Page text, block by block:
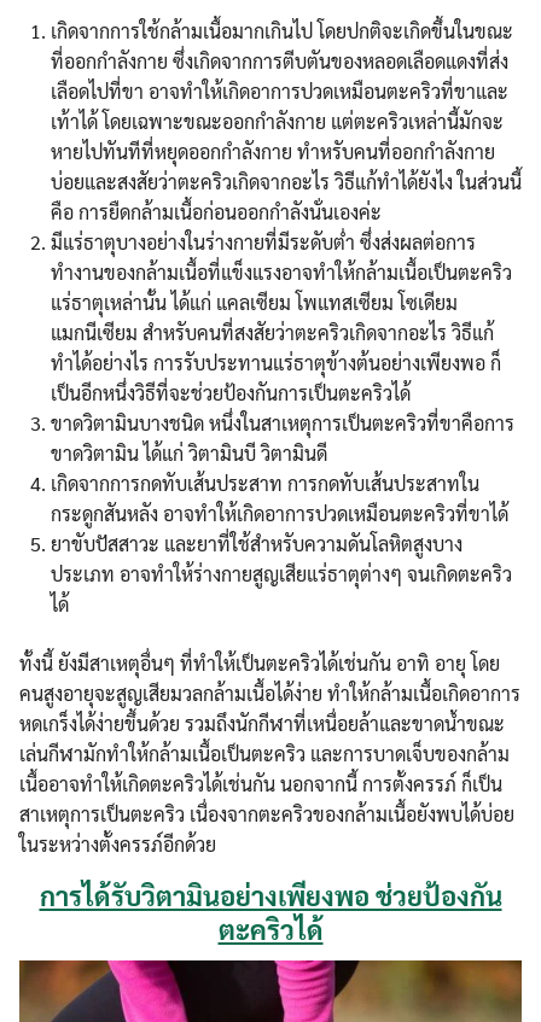
เกิดจากการใช้กล้ามเนื้อมากเกินไป โดยปกติจะเกิดขึ้นในขณะ
ที่ออกกำลังกาย ซึ่งเกิดจากการตีบตันของหลอดเลือดแดงที่ส่ง
เลือดไปที่ขา อาจทำให้เกิดอาการปวดเหมือนตะคริวที่ขาและ
เท้าได้ โดยเฉพาะขณะออกกำลังกาย แต่ตะคริวเหล่านี้มักจะ
หายไปทันทีที่หยุดออกกำลังกาย ทำหรับคนที่ออกกำลังกาย
บ่อยและสงสัยว่าตะคริวเกิดจากอะไร วิธีแก้ทำได้ยังไง ในส่วนนี้
คือ การยืดกล้ามเนื้อก่อนออกกำลังนั่นเองค่ะ
มีแร่ธาตุบางอย่างในร่างกายที่มีระดับต่ำ ซึ่งส่งผลต่อการ
ทำงานของกล้ามเนื้อที่แข็งแรงอาจทำให้กล้ามเนื้อเป็นตะคริว
แร่ธาตุเหล่านั้น ได้แก่ แคลเซียม โพแทสเซียม โซเดียม
แมกนีเซียม สำหรับคนที่สงสัยว่าตะคริวเกิดจากอะไร วิธีแก้
ทำได้อย่างไร การรับประทานแร่ธาตุข้างต้นอย่างเพียงพอ ก็
เป็นอีกหนึ่งวิธีที่จะช่วยป้องกันการเป็นตะคริวได้
ขาดวิตามินบางชนิด หนึ่งในสาเหตุการเป็นตะคริวที่ขาคือการ
ขาดวิตามิน ได้แก่ วิตามินบี วิตามินดี
เกิดจากการกดทับเส้นประสาท การกดทับเส้นประสาทใน
กระดูกสันหลัง อาจทำให้เกิดอาการปวดเหมือนตะคริวที่ขาได้
ยาขับปัสสาวะ และยาที่ใช้สำหรับความดันโลหิตสูงบาง
ประเภท อาจทำให้ร่างกายสูญเสียแร่ธาตุต่างๆ จนเกิดตะคริว
ได้
ทั้งนี้ ยังมีสาเหตุอื่นๆ ที่ทำให้เป็นตะคริวได้เช่นกัน อาทิ อายุ โดย
คนสูงอายุจะสูญเสียมวลกล้ามเนื้อได้ง่าย ทำให้กล้ามเนื้อเกิดอาการ
หดเกร็งได้ง่ายขึ้นด้วย รวมถึงนักกีฬาที่เหนื่อยล้าและขาดน้ำขณะ
เล่นกีฬามักทำให้กล้ามเนื้อเป็นตะคริว และการบาดเจ็บของกล้าม
เนื้ออาจทำให้เกิดตะคริวได้เช่นกัน นอกจากนี้ การตั้งครรภ์ ก็เป็น
สาเหตุการเป็นตะคริว เนื่องจากตะคริวของกล้ามเนื้อยังพบได้บ่อย
ในระหว่างตั้งครรภ์อีกด้วย
การได้รับวิตามินอย่างเพียงพอ ช่วยป้องกัน
ตะคริวได้